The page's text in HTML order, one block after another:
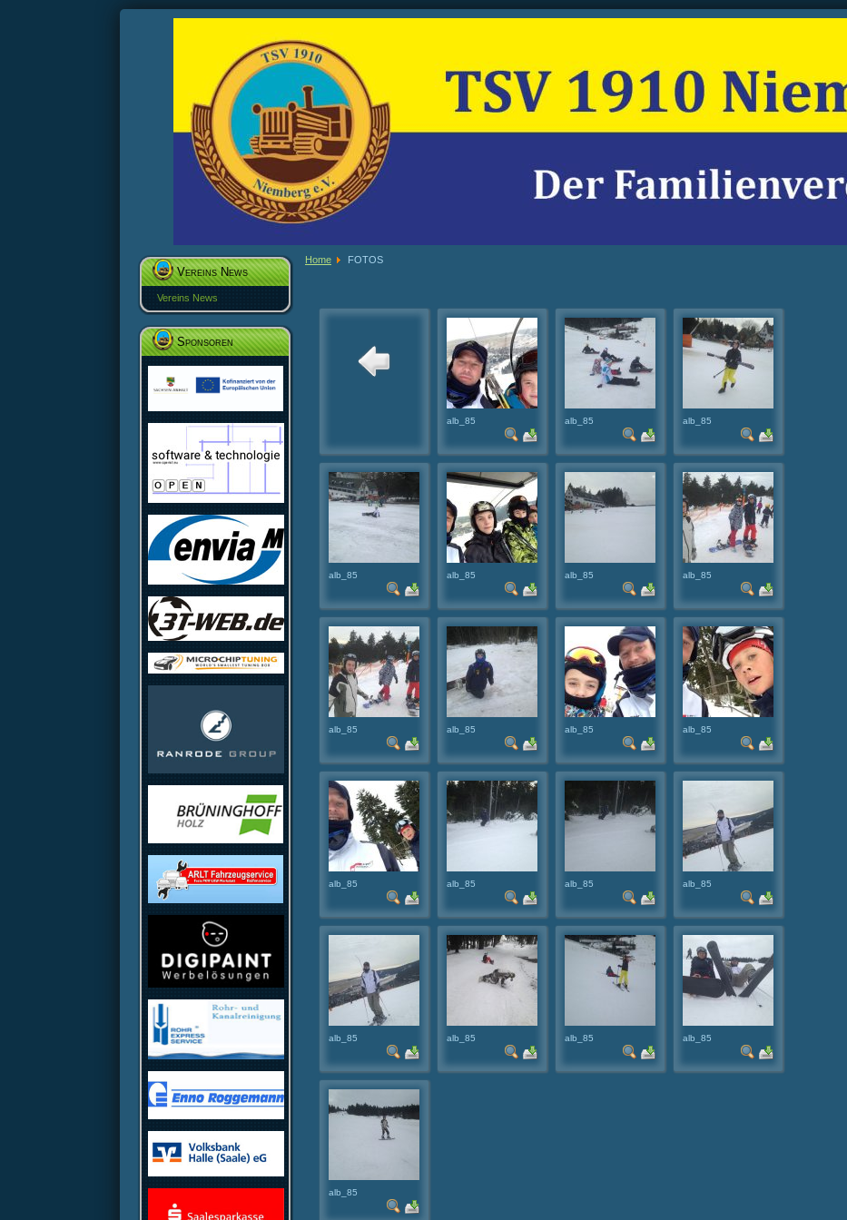
Vereins News
Vereins News
Sponsoren
Home FOTOS
alb_85 alb_85 alb_85
alb_85 alb_85 alb_85 alb_85
alb_85 alb_85 alb_85 alb_85
alb_85 alb_85 alb_85 alb_85
alb_85 alb_85 alb_85 alb_85
alb_85